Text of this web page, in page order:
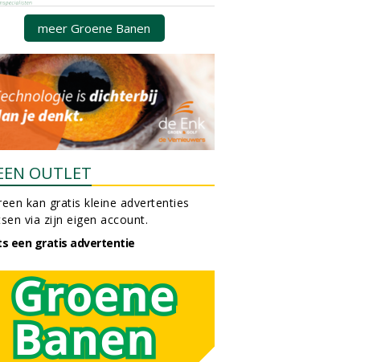
meer Groene Banen
OUTLET
kan gratis kleine advertenties
via zijn eigen account.
een gratis advertentie